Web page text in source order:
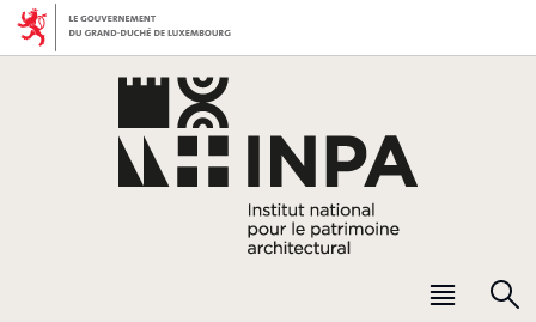
Aller
Aller
Menu